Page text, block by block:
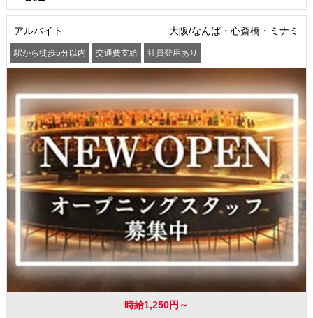
アルバイト 大阪/なんば・心斎橋・ミナミ
駅から徒歩5分以内 交通費支給 社員登用あり
時給1,250円～